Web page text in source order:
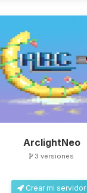
ArclightNeo
3 versiones
Crear mi servidor